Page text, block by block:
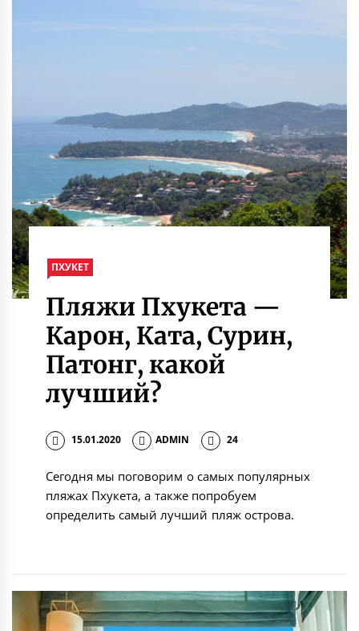
ПХУКЕТ
Пляжи Пхукета —
Карон, Ката, Сурин,
Патонг, какой
лучший?
15.01.2020 ADMIN 24
Сегодня мы поговорим о самых популярных
пляжах Пхукета, а также попробуем
определить самый лучший пляж острова.